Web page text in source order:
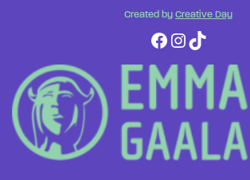
Created by Creative Day